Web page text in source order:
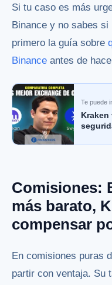
Si tu caso es más
Binance y no sabes
primero la guía sobre
Binance antes de
Te puede
Comisiones:
más barato,
compensar
En comisiones puras
partir con ventaja. Su